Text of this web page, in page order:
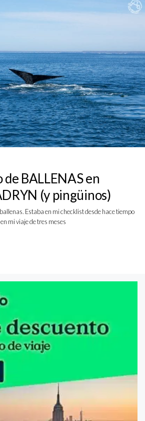
BALLENAS en
(y pingüinos)
Estaba en mi checklist desde hace tiempo
mi viaje de tres meses